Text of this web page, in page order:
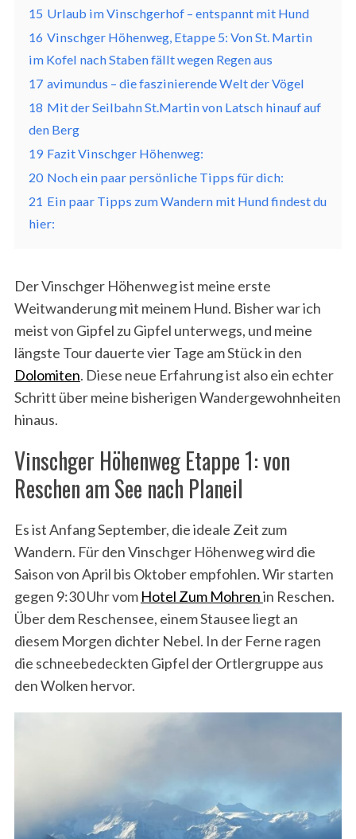
15 Urlaub im Vinschgerhof – entspannt mit Hund
16 Vinschger Höhenweg, Etappe 5: Von St. Martin
im Kofel nach Staben fällt wegen Regen aus
17 avimundus – die faszinierende Welt der Vögel
18 Mit der Seilbahn St.Martin von Latsch hinauf auf
den Berg
19 Fazit Vinschger Höhenweg:
20 Noch ein paar persönliche Tipps für dich:
21 Ein paar Tipps zum Wandern mit Hund findest du
hier:
Der Vinschger Höhenweg ist meine erste
Weitwanderung mit meinem Hund. Bisher war ich
meist von Gipfel zu Gipfel unterwegs, und meine
längste Tour dauerte vier Tage am Stück in den
Dolomiten. Diese neue Erfahrung ist also ein echter
Schritt über meine bisherigen Wandergewohnheiten
hinaus.
Vinschger Höhenweg Etappe 1: von
Reschen am See nach Planeil
Es ist Anfang September, die ideale Zeit zum
Wandern. Für den Vinschger Höhenweg wird die
Saison von April bis Oktober empfohlen. Wir starten
gegen 9:30 Uhr vom Hotel Zum Mohrenin Reschen.
Über dem Reschensee, einem Stausee liegt an
diesem Morgen dichter Nebel. In der Ferne ragen
die schneebedeckten Gipfel der Ortlergruppe aus
den Wolken hervor.